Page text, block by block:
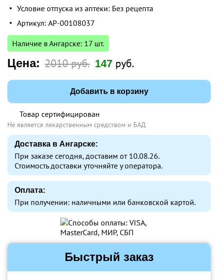
Условие отпуска из аптеки: Без рецепта
Артикул: AP-00108037
Наличие в Ангарске: 17 шт.
Цена: 2010 руб. 147 руб.
Товар сертифицирован
Не является лекарственным средством и БАД
Доставка в Ангарске:
При заказе сегодня, доставим от 10.08.26.
Стоимость доставки уточняйте у оператора.
Оплата:
При получении: наличными или банковской картой.
Добавить в корзину
Быстрый заказ